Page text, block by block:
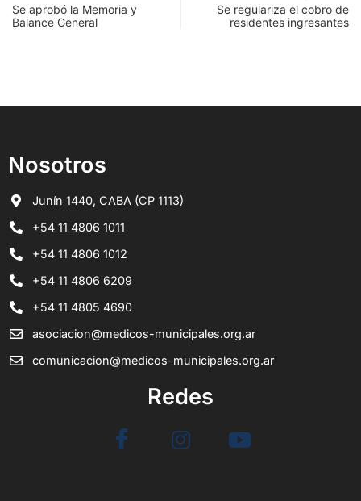
Se aprobó la Memoria y
Balance General
Se regulariza el cobro de
residentes ingresantes
Nosotros
Junín 1440, CABA (CP 1113)
+54 11 4806 1011
+54 11 4806 1012
+54 11 4806 6209
+54 11 4805 4690
asociacion@medicos-municipales.org.ar
comunicacion@medicos-municipales.org.ar
Redes